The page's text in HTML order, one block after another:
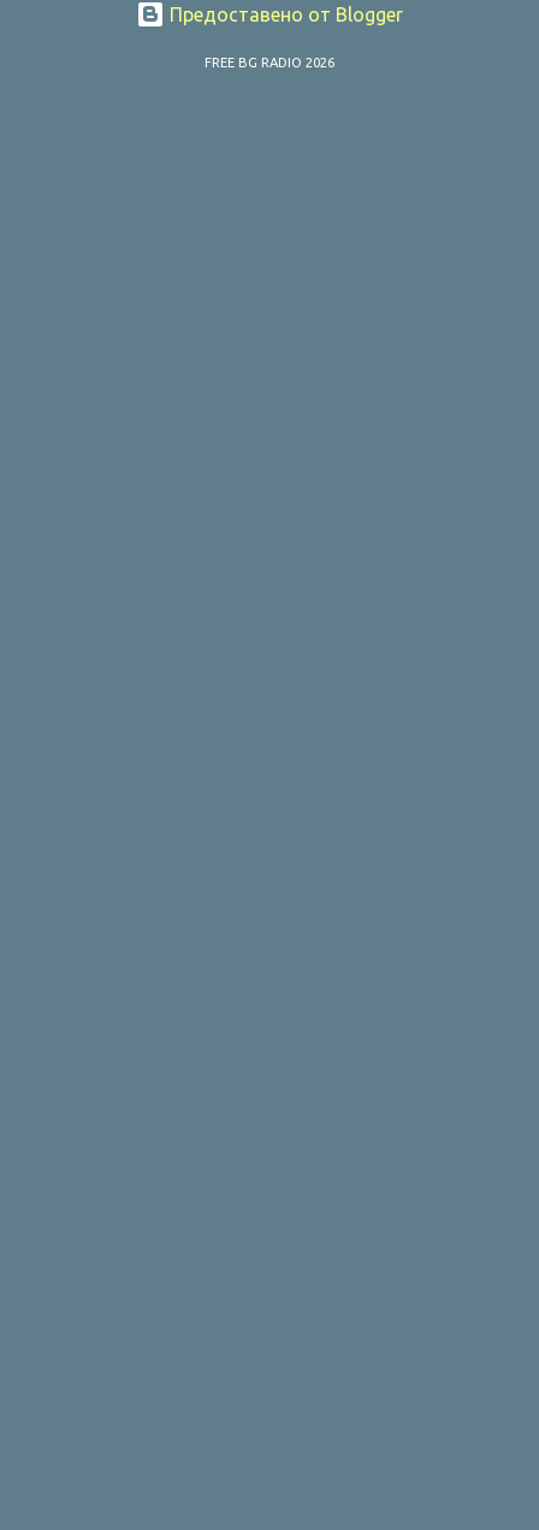
Предоставено от Blogger
FREE BG RADIO 2026